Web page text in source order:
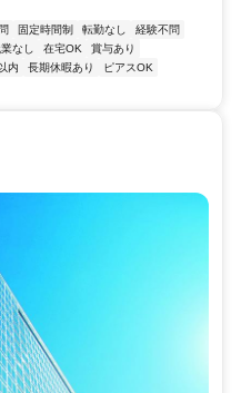
固定時間制 転勤なし
経験不問
なし 在宅OK
賞与あり
内 長期休暇あり
ピアスOK